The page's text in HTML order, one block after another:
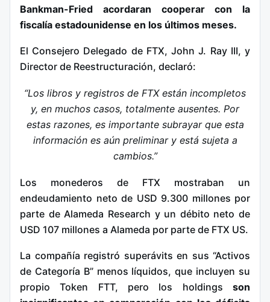
Bankman-Fried acordaran cooperar con la
fiscalía estadounidense en los últimos meses.
El Consejero Delegado de FTX, John J. Ray III, y
Director de Reestructuración, declaró:
“Los libros y registros de FTX están incompletos
y, en muchos casos, totalmente ausentes. Por
estas razones, es importante subrayar que esta
información es aún preliminar y está sujeta a
cambios.”
Los monederos de FTX mostraban un
endeudamiento neto de USD 9.300 millones por
parte de Alameda Research y un débito neto de
USD 107 millones a Alameda por parte de FTX US.
La compañía registró superávits en sus “Activos
de Categoría B” menos líquidos, que incluyen su
propio Token FTT, pero los holdings son